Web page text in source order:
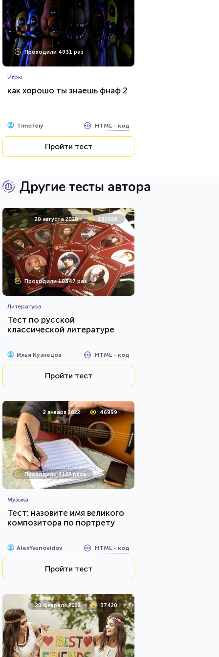
Проходили 4931 раз
Игры
как хорошо ты знаешь фнаф 2
Timofeiy HTML - код
Пройти тест
Другие тесты автора
20 августа 2020 182028
Проходили 10347 раз
Литература
Тест по русской
классической литературе
Илья Кузнецов HTML - код
Пройти тест
2 января 2022 46999
Проходили 4122 раза
Музыка
Тест: назовите имя великого
композитора по портрету
AlexYasnovidov HTML - код
Пройти тест
20 февраля 2022 37420